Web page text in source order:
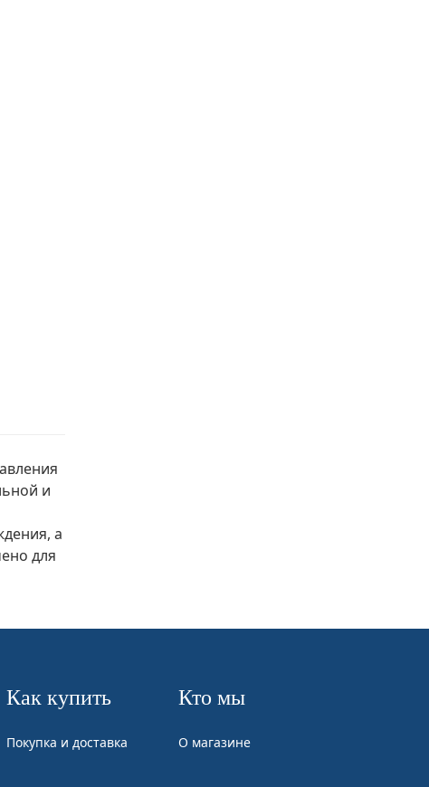
и
а
для
Как купить
Покупка и доставка
Кто мы
О магазине